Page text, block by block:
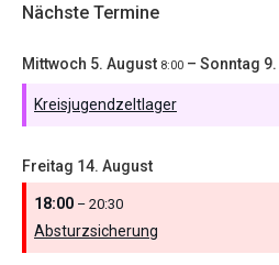
Nächste Termine
Mittwoch 5. August 8:00 – Sonntag 9.
Kreisjugendzeltlager
Freitag 14. August
18:00 – 20:30
Absturzsicherung